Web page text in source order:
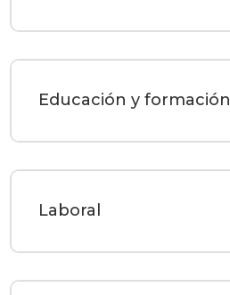
Educación y formación
Laboral